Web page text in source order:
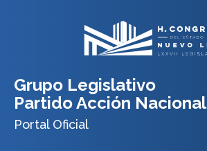
Grupo Legislativo
Partido Acción Nacional
Portal Oficial